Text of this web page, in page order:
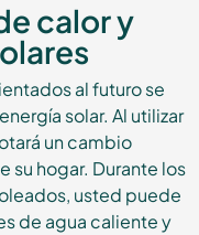
calor y
al futuro se
solar. Al utilizar
un cambio
su hogar. Durante los
usted puede
de agua caliente y